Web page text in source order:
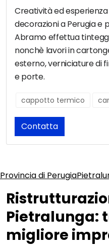
Creatività ed
decorazioni a Perugia e
Abramo effettua
nonchè lavori in
esterno, verniciature di
e porte.
cappotto termico
Contatta
Provincia di Perugia
Pietralunga:
migliore